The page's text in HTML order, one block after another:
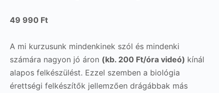
49 990 Ft
A mi kurzusunk mindenkinek szól és mindenki
számára nagyon jó áron (kb. 200 Ft/óra videó) kínál
alapos felkészülést. Ezzel szemben a biológia
érettségi felkészítők jellemzően drágábbak más